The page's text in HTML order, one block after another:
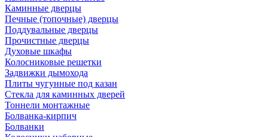
Каминные дверцы
Печные (топочные) дверцы
Поддувальные дверцы
Прочистные дверцы
Духовые шкафы
Колосниковые решетки
Задвижки дымохода
Плиты чугунные под казан
Стекла для каминных дверей
Тоннели монтажные
Болванка-кирпич
Болванки